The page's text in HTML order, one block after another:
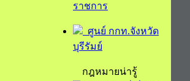
ราชการ
ศูนย์ กกท.จังหวัด
บุรีรัมย์
กฎหมายน่ารู้